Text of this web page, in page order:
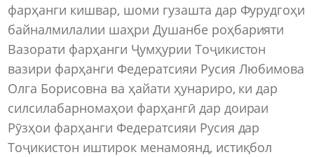
фарҳанги кишвар, шоми гузашта дар Фурудгоҳи
байналмилалии шаҳри Душанбе роҳбарияти
Вазорати фарҳанги Ҷумҳурии Тоҷикистон
вазири фарҳанги Федератсияи Русия Любимова
Олга Борисовна ва ҳайати ҳунариро, ки дар
силсилабарномаҳои фарҳангӣ дар доираи
Рӯзҳои фарҳанги Федератсияи Русия дар
Тоҷикистон иштирок менамоянд, истиқбол